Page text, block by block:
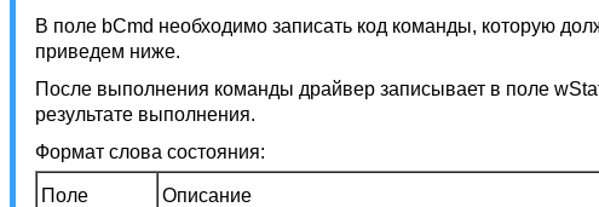
В поле bCmd необходимо записать код команды, которую
приведем ниже.
После выполнения команды драйвер записывает в поле
результате выполнения.
Формат слова состояния:
Поле Описание